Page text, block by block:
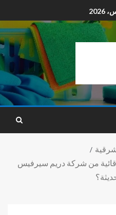
من شركة دريم سيرفيس